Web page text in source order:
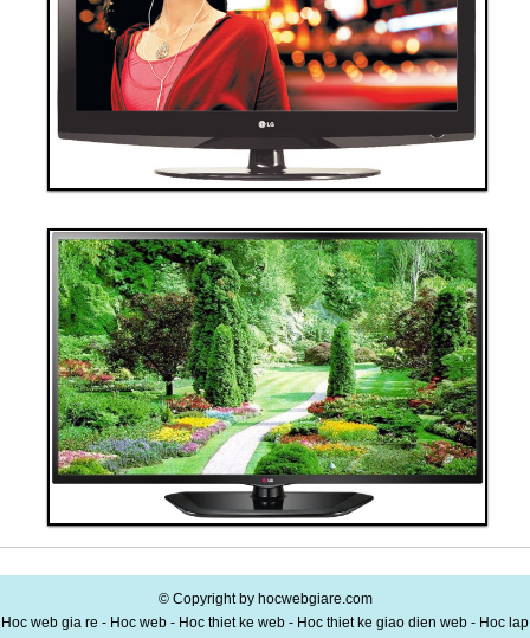
Tivi 9
Giá: 60,000,000 VND
Xem chi tiết
Đặt hàng
Thanh toán ngay
Tivi 10
Giá: 40,000,000 VND
Xem chi tiết
Đặt hàng
Thanh toán ngay
© Copyright by hocwebgiare.com
Hoc web gia re - Hoc web - Hoc thiet ke web - Hoc thiet ke giao dien web - Hoc lap